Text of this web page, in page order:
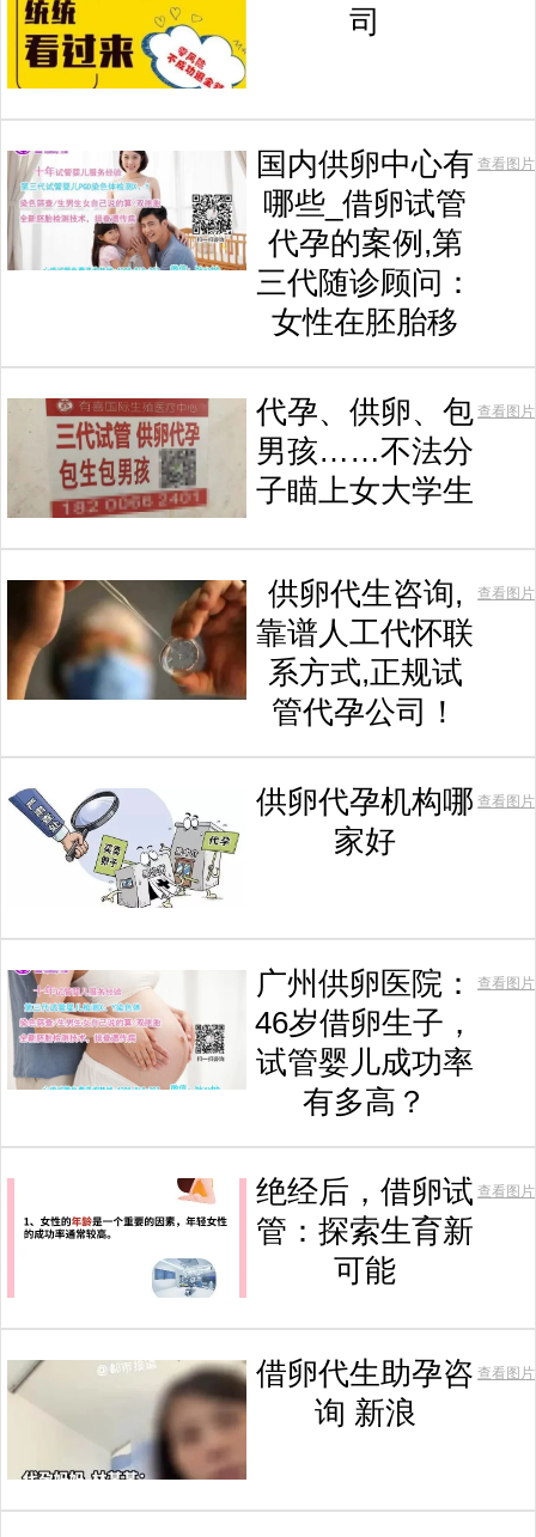
司
国内供卵中心有
哪些_借卵试管
代孕的案例,第
三代随诊顾问：
女性在胚胎移
查看图片
代孕、供卵、包
男孩……不法分
子瞄上女大学生
查看图片
供卵代生咨询,
靠谱人工代怀联
系方式,正规试
管代孕公司！
查看图片
供卵代孕机构哪
家好
查看图片
广州供卵医院：
46岁借卵生子，
试管婴儿成功率
有多高？
查看图片
绝经后，借卵试
管：探索生育新
可能
查看图片
借卵代生助孕咨
询 新浪
查看图片